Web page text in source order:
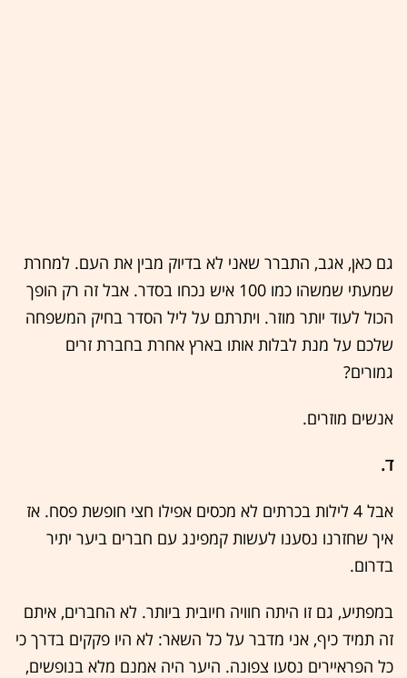
גם כאן, אגב, התברר שאני לא בדיוק מבין את העם. למחרת
שמעתי שמשהו כמו 100 איש נכחו בסדר. אבל זה רק הופך
הכול לעוד יותר מוזר. ויתרתם על ליל הסדר בחיק המשפחה
שלכם על מנת לבלות אותו בארץ אחרת בחברת זרים
גמורים?
אנשים מוזרים.
ד.
אבל 4 לילות בכרתים לא מכסים אפילו חצי חופשת פסח. אז
איך שחזרנו נסענו לעשות קמפינג עם חברים ביער יתיר
בדרום.
במפתיע, גם זו היתה חוויה חיובית ביותר. לא החברים, איתם
זה תמיד כיף, אני מדבר על כל השאר: לא היו פקקים בדרך כי
כל הפראיירים נסעו צפונה. היער היה אמנם מלא בנופשים,